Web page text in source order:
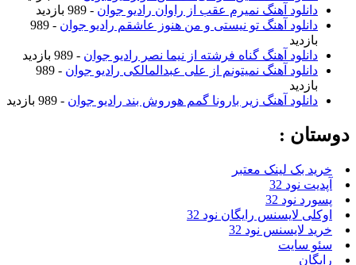
دانلود آهنگ نمیرم عقب از راوان رادیو جوان - 989 بازدید
دانلود آهنگ تو نیستی و من هنوز عاشقم رادیو جوان
- 989
بازدید
دانلود آهنگ گناه فرشته از نیما نصر رادیو جوان - 989 بازدید
دانلود آهنگ نمیتونم از علی عبدالمالکی رادیو جوان
- 989
بازدید
دانلود آهنگ زیر بارونا گمم هوروش بند رادیو جوان - 989 بازدید
دوستان :
خرید بک لینک معتبر
آپدیت نود 32
پسورد نود 32
اوکلی لایسنس رایگان نود 32
خرید لایسنس نود 32
سئو سایت
رایگان